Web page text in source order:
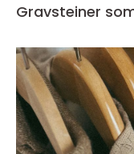
Gravsteiner